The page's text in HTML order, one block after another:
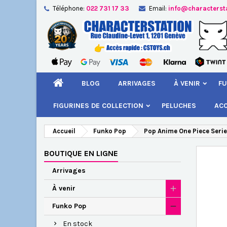
Téléphone: 022 731 17 33 Email:
BLOG ARRIVAGES À VENIR
FIGURINES DE COLLECTION PELUCHES
Accueil Funko Pop Pop Anime One Piece
BOUTIQUE EN LIGNE
Arrivages
À venir
Funko Pop
En stock